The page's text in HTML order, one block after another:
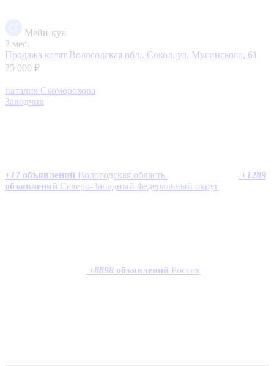
Мейн-кун
2 мес.
Продажа котят Вологодская обл., Сокол, ул. Мусинского, 61
25 000 ₽
наталия Скоморохова
Заводчик
+17 объявлений Вологодская область +1289
объявлений Северо-Западный федеральный округ
+8898 объявлений Россия